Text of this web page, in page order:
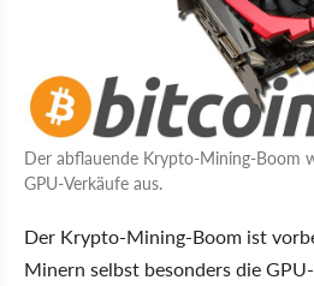
Der abflauende Krypto-Mining-Boom
GPU-Verkäufe aus.
Der Krypto-Mining-Boom ist
Minern selbst besonders die